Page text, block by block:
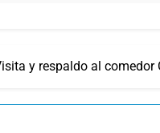
y respaldo al